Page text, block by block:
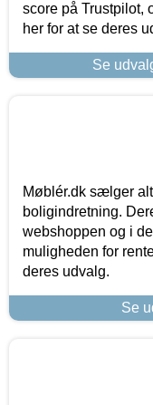
score på Trustpilot,
her for at se deres
Se
Møblér.dk sælger
boligindretning.
webshoppen og i
muligheden for
deres udvalg.
Se